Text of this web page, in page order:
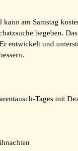
am Samstag
begeben.
entwickelt und
Tages mit